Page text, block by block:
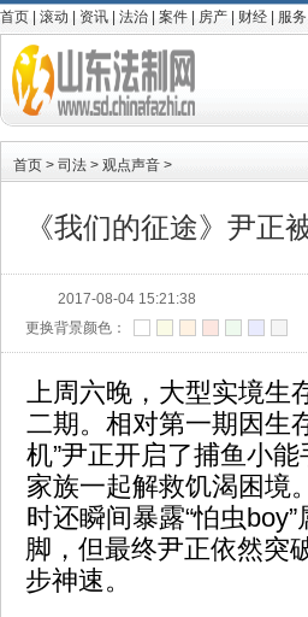
首页 滚动 资讯 法治 案件 房产 财经 服务
首页 > 司法 > 观点声音 >
《我们的征途》尹正
2017-08-04 15:21:38
更换背景颜色：
上周六晚，大型实境生
二期。相对第一期因生
机”尹正开启了捕鱼小
家族一起解救饥渴困境
时还瞬间暴露“怕虫
脚，但最终尹正依然突
步神速。